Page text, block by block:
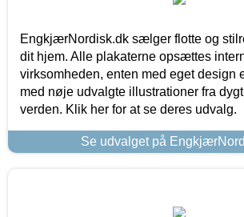
EngkjærNordisk.dk sælger flotte og
dit hjem. Alle plakaterne opsættes
virksomheden, enten med eget design
med nøje udvalgte illustrationer fra
verden. Klik her for at se deres udvalg.
Se udvalget på